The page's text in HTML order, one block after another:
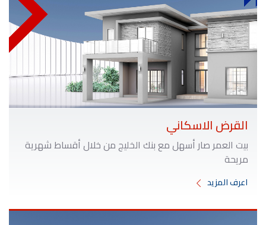
القرض الاسكاني
بيت العمر صار أسهل مع بنك الخليج من خلال أقساط شهرية
مريحة
اعرف المزيد